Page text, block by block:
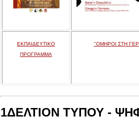
ΕΚΠΑΙΔΕΥΤΙΚΟ
ΠΡΟΓΡΑΜΜΑ
"ΟΜΗΡΟΙ ΣΤΗ
1ΔΕΛΤΙΟΝ ΤΥΠΟΥ -